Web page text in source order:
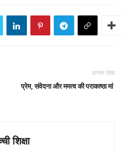
अगला लेख
प्रेम, संवेदना और ममत्व की पराकाष्ठा मां
शिक्षा